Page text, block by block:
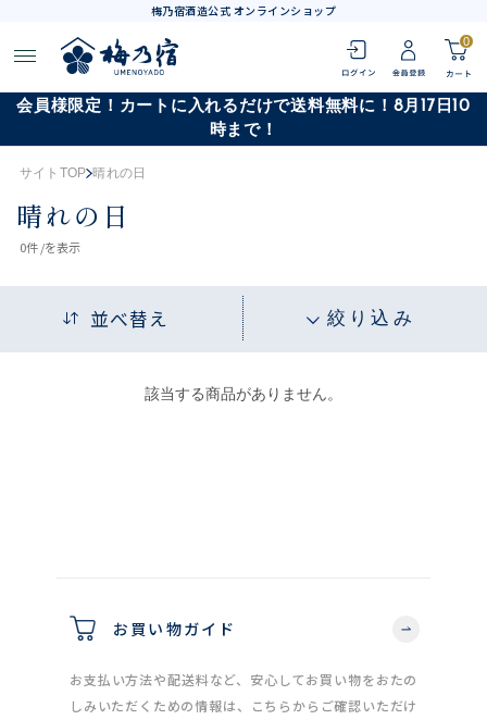
梅乃宿酒造公式 オンラインショップ
0
会員様限定！カートに入れるだけで送料無料に！8月17日10
時まで！
サイトTOP 晴れの日
晴れの日
0件 /を表示
並べ替え 絞り込み
該当する商品がありません。
お買い物ガイド
お支払い方法や配送料など、安心してお買い物をおたの
しみいただくための情報は、こちらからご確認いただけ